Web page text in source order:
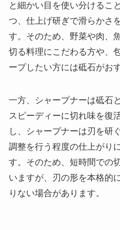
と細かい目を使い分けるこ
つ、仕上げ研ぎで滑らかさ
す。そのため、野菜や肉、
切る料理にこだわる方や、
ープしたい方には砥石がお
一方、シャープナーは砥石
スピーディーに切れ味を復
し、シャープナーは刃を研
調整を行う程度の仕上がり
す。そのため、短時間での
いますが、刃の形を本格的
りない場合があります。